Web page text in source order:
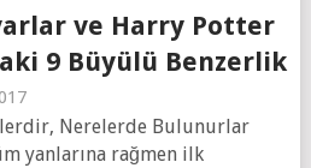
ve Harry Potter
9 Büyülü Benzerlik
Nerelerde Bulunurlar
yanlarına rağmen ilk